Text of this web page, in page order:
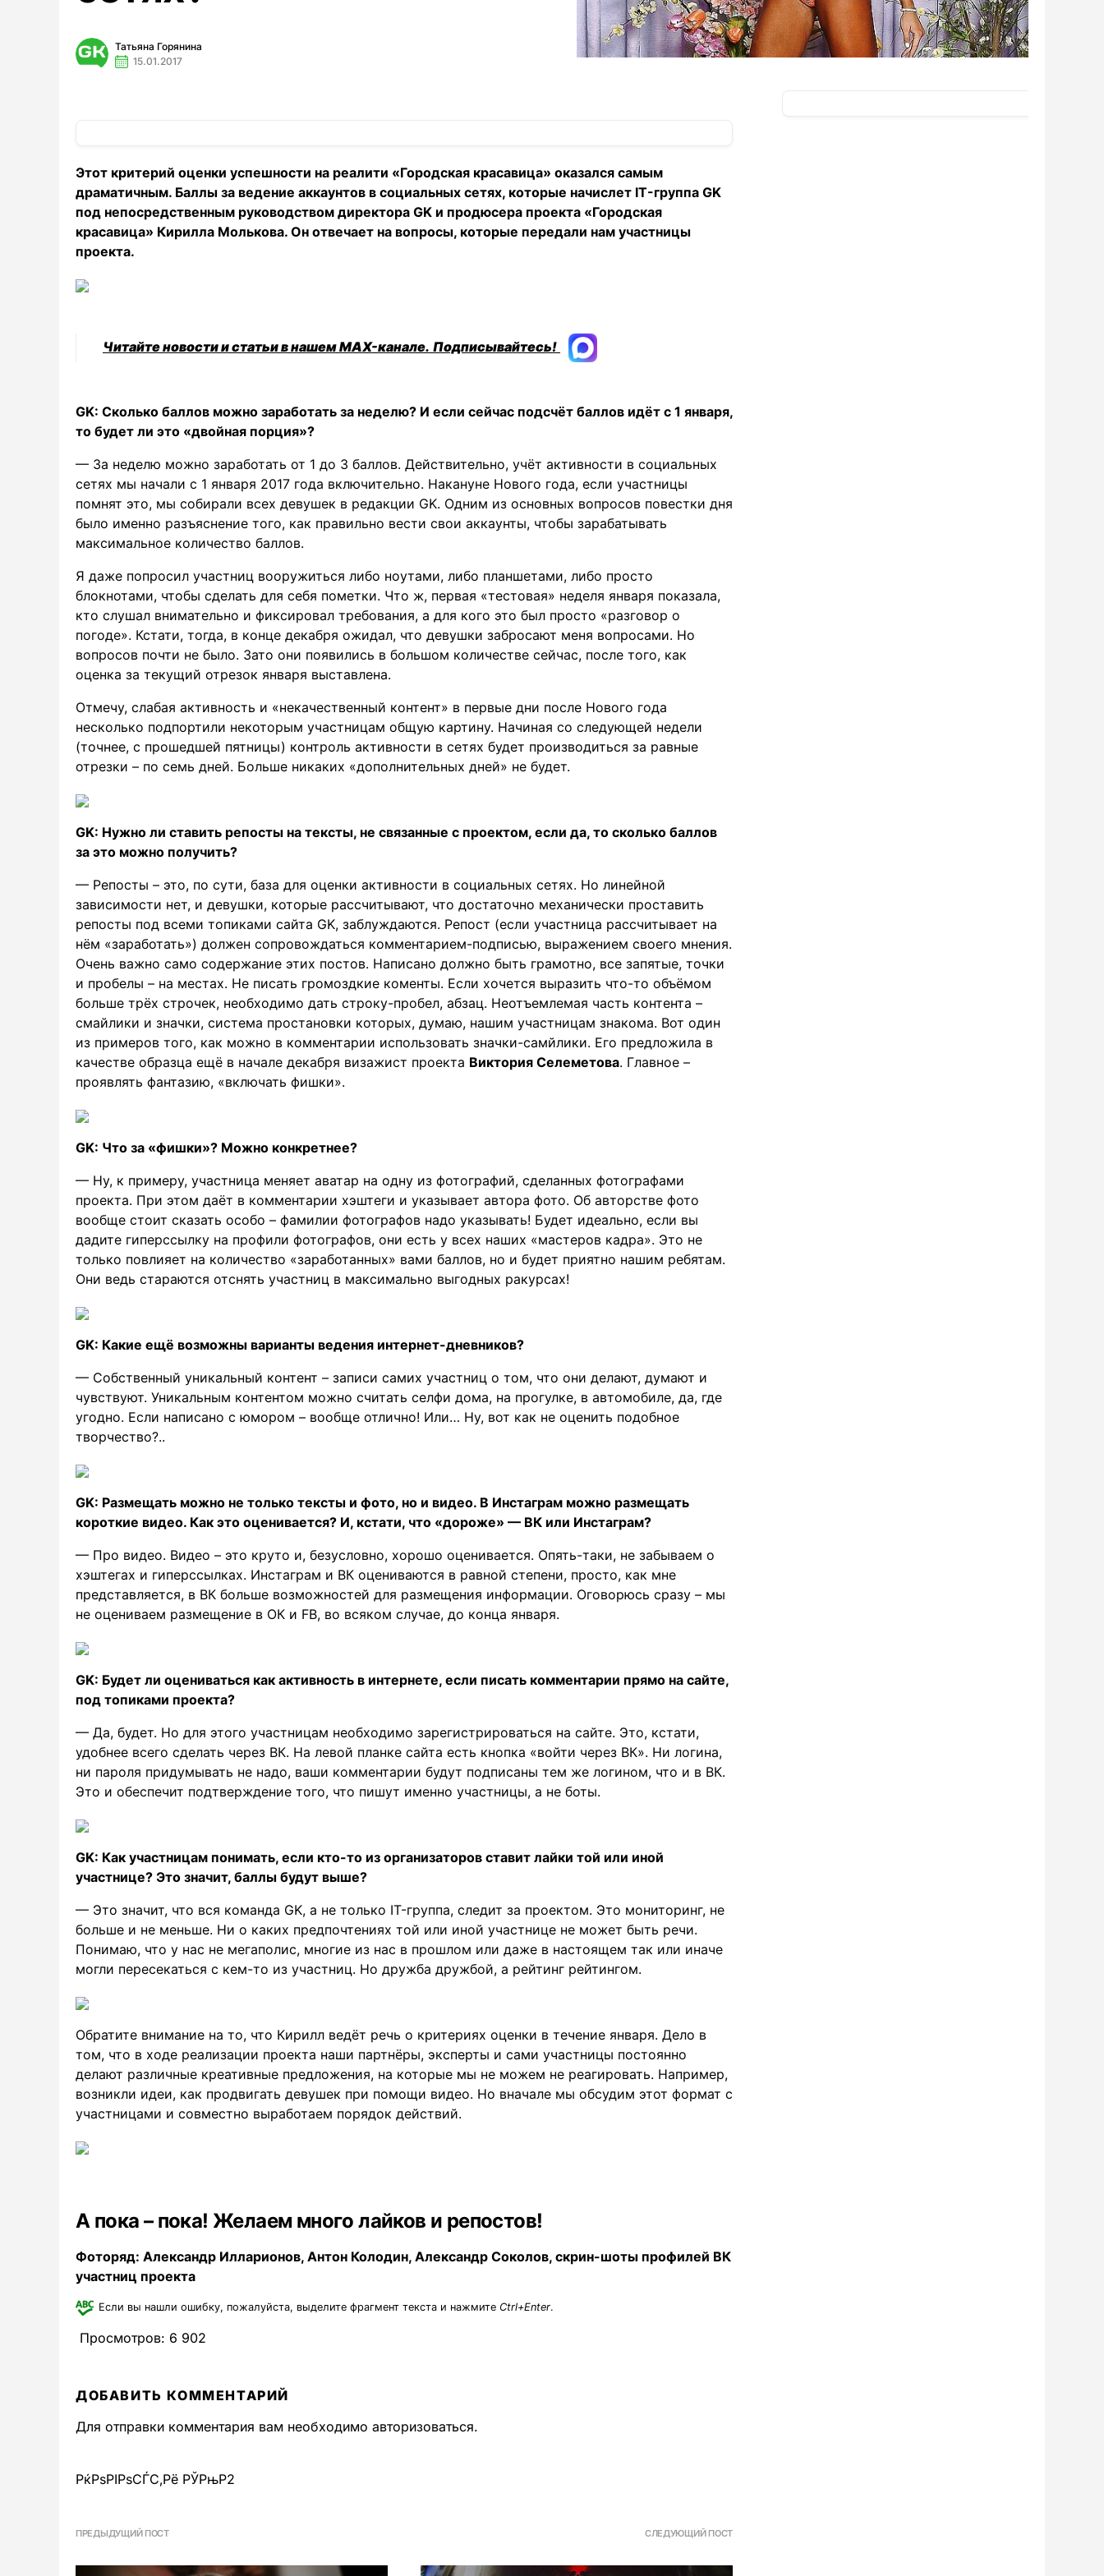
Татьяна Горянина
15.01.2017
Этот критерий оценки успешности на реалити «Городская красавица» оказался самым
драматичным. Баллы за ведение аккаунтов в социальных сетях, которые начислет IT-группа GK
под непосредственным руководством директора GK и продюсера проекта «Городская
красавица» Кирилла Молькова. Он отвечает на вопросы, которые передали нам участницы
проекта.
Читайте новости и статьи в нашем MAX-канале. Подписывайтесь!
GK: Сколько баллов можно заработать за неделю? И если сейчас подсчёт баллов идёт с 1 января,
то будет ли это «двойная порция»?
— За неделю можно заработать от 1 до 3 баллов. Действительно, учёт активности в социальных
сетях мы начали с 1 января 2017 года включительно. Накануне Нового года, если участницы
помнят это, мы собирали всех девушек в редакции GK. Одним из основных вопросов повестки дня
было именно разъяснение того, как правильно вести свои аккаунты, чтобы зарабатывать
максимальное количество баллов.
Я даже попросил участниц вооружиться либо ноутами, либо планшетами, либо просто
блокнотами, чтобы сделать для себя пометки. Что ж, первая «тестовая» неделя января показала,
кто слушал внимательно и фиксировал требования, а для кого это был просто «разговор о
погоде». Кстати, тогда, в конце декабря ожидал, что девушки забросают меня вопросами. Но
вопросов почти не было. Зато они появились в большом количестве сейчас, после того, как
оценка за текущий отрезок января выставлена.
Отмечу, слабая активность и «некачественный контент» в первые дни после Нового года
несколько подпортили некоторым участницам общую картину. Начиная со следующей недели
(точнее, с прошедшей пятницы) контроль активности в сетях будет производиться за равные
отрезки – по семь дней. Больше никаких «дополнительных дней» не будет.
GK: Нужно ли ставить репосты на тексты, не связанные с проектом, если да, то сколько баллов
за это можно получить?
— Репосты – это, по сути, база для оценки активности в социальных сетях. Но линейной
зависимости нет, и девушки, которые рассчитывают, что достаточно механически проставить
репосты под всеми топиками сайта GK, заблуждаются. Репост (если участница рассчитывает на
нём «заработать») должен сопровождаться комментарием-подписью, выражением своего мнения.
Очень важно само содержание этих постов. Написано должно быть грамотно, все запятые, точки
и пробелы – на местах. Не писать громоздкие коменты. Если хочется выразить что-то объёмом
больше трёх строчек, необходимо дать строку-пробел, абзац. Неотъемлемая часть контента –
смайлики и значки, система простановки которых, думаю, нашим участницам знакома. Вот один
из примеров того, как можно в комментарии использовать значки-самйлики. Его предложила в
качестве образца ещё в начале декабря визажист проекта Виктория Селеметова. Главное –
проявлять фантазию, «включать фишки».
GK: Что за «фишки»? Можно конкретнее?
— Ну, к примеру, участница меняет аватар на одну из фотографий, сделанных фотографами
проекта. При этом даёт в комментарии хэштеги и указывает автора фото. Об авторстве фото
вообще стоит сказать особо – фамилии фотографов надо указывать! Будет идеально, если вы
дадите гиперссылку на профили фотографов, они есть у всех наших «мастеров кадра». Это не
только повлияет на количество «заработанных» вами баллов, но и будет приятно нашим ребятам.
Они ведь стараются отснять участниц в максимально выгодных ракурсах!
GK: Какие ещё возможны варианты ведения интернет-дневников?
— Собственный уникальный контент – записи самих участниц о том, что они делают, думают и
чувствуют. Уникальным контентом можно считать селфи дома, на прогулке, в автомобиле, да, где
угодно. Если написано с юмором – вообще отлично! Или… Ну, вот как не оценить подобное
творчество?..
GK: Размещать можно не только тексты и фото, но и видео. В Инстаграм можно размещать
короткие видео. Как это оценивается? И, кстати, что «дороже» — ВК или Инстаграм?
— Про видео. Видео – это круто и, безусловно, хорошо оценивается. Опять-таки, не забываем о
хэштегах и гиперссылках. Инстаграм и ВК оцениваются в равной степени, просто, как мне
представляется, в ВК больше возможностей для размещения информации. Оговорюсь сразу – мы
не оцениваем размещение в ОК и FB, во всяком случае, до конца января.
GK: Будет ли оцениваться как активность в интернете, если писать комментарии прямо на сайте,
под топиками проекта?
— Да, будет. Но для этого участницам необходимо зарегистрироваться на сайте. Это, кстати,
удобнее всего сделать через ВК. На левой планке сайта есть кнопка «войти через ВК». Ни логина,
ни пароля придумывать не надо, ваши комментарии будут подписаны тем же логином, что и в ВК.
Это и обеспечит подтверждение того, что пишут именно участницы, а не боты.
GK: Как участницам понимать, если кто-то из организаторов ставит лайки той или иной
участнице? Это значит, баллы будут выше?
— Это значит, что вся команда GK, а не только IT-группа, следит за проектом. Это мониторинг, не
больше и не меньше. Ни о каких предпочтениях той или иной участнице не может быть речи.
Понимаю, что у нас не мегаполис, многие из нас в прошлом или даже в настоящем так или иначе
могли пересекаться с кем-то из участниц. Но дружба дружбой, а рейтинг рейтингом.
Обратите внимание на то, что Кирилл ведёт речь о критериях оценки в течение января. Дело в
том, что в ходе реализации проекта наши партнёры, эксперты и сами участницы постоянно
делают различные креативные предложения, на которые мы не можем не реагировать. Например,
возникли идеи, как продвигать девушек при помощи видео. Но вначале мы обсудим этот формат с
участницами и совместно выработаем порядок действий.
А пока – пока! Желаем много лайков и репостов!
Фоторяд: Александр Илларионов, Антон Колодин, Александр Соколов, скрин-шоты профилей ВК
участниц проекта
Если вы нашли ошибку, пожалуйста, выделите фрагмент текста и нажмите Ctrl+Enter.
Просмотров: 6 902
ДОБАВИТЬ КОММЕНТАРИЙ
Для отправки комментария вам необходимо авторизоваться.
РќРѕРІРѕСЃС‚Рё РЎРњР2
ПРЕДЫДУЩИЙ ПОСТ СЛЕДУЮЩИЙ ПОСТ